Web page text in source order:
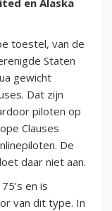
en Alaska
toestel, van de
Staten
gewicht
Dat zijn
piloten op
Clauses
De
daar niet aan.
en is
van dit type. In